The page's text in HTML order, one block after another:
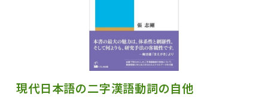
現代日本語の二字漢語動詞の自他